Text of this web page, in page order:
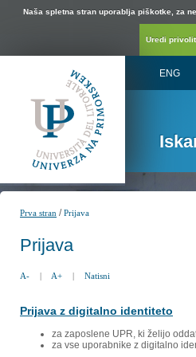
Naša spletna stran uporablja piškotke, za
Uredi
ENG
Prva stran /Prijava
Prijava
A- | A+ | Natisni
Prijava z digitalno identiteto
za zaposlene UPR, ki želijo
za vse uporabnike z digitalno